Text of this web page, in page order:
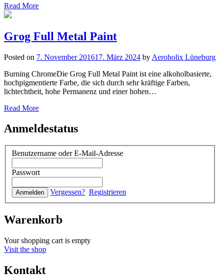
Read More
Grog Full Metal Paint
Posted on 7. November 201617. März 2024 by Aeroholix Lüneburg
Burning ChromeDie Grog Full Metal Paint ist eine alkoholbasierte,
hochpigmentierte Farbe, die sich durch sehr kräftige Farben,
lichtechtheit, hohe Permanenz und einer hohen…
Read More
Anmeldestatus
Benutzername oder E-Mail-Adresse
Passwort
Vergessen? Registrieren
Warenkorb
Your shopping cart is empty
Visit the shop
Kontakt